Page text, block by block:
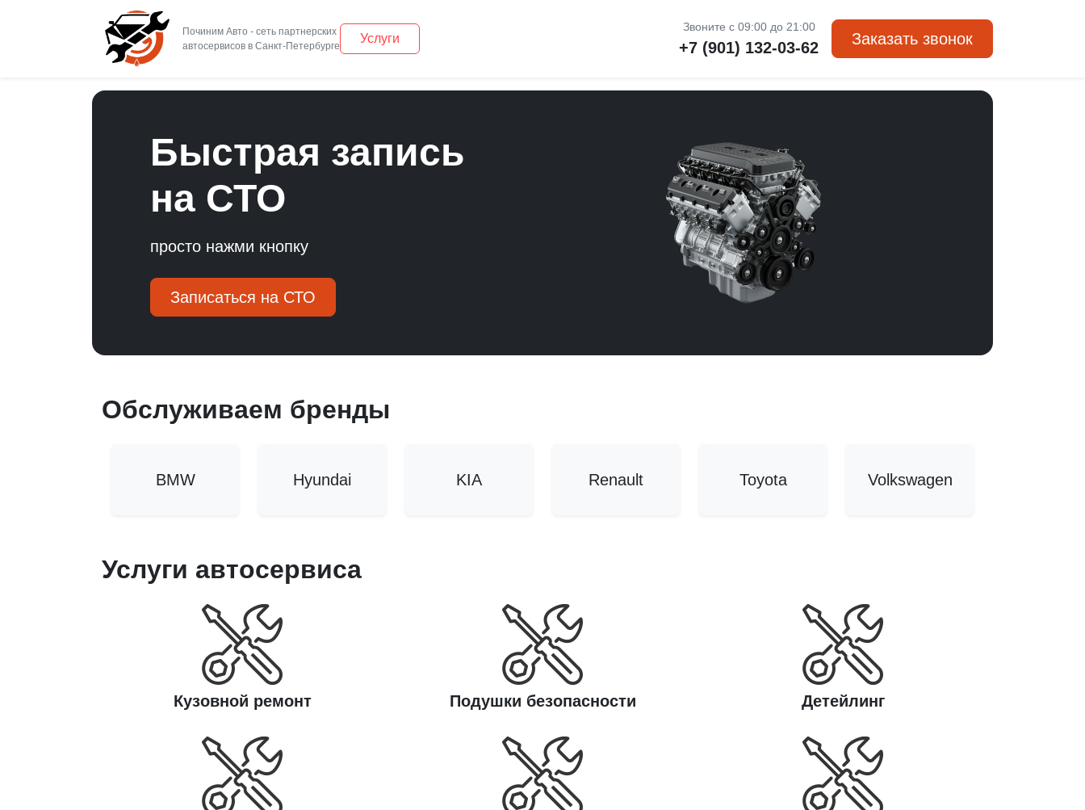
Починим Авто - сеть партнерских
Услуги
Звоните с 09:00 до 21:00
+7 (901) 132-03-62 Заказать звонок
Быстрая запись
на СТО
просто нажми кнопку
Записаться на СТО
Обслуживаем бренды
BMW Hyundai KIA Renault Toyota Volkswagen
Услуги автосервиса
Кузовной ремонт Подушки безопасности Детейлинг